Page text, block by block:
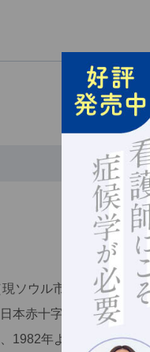
ソウル市）に生まれる
本赤十字社中央病院（
1982年より現在まで健